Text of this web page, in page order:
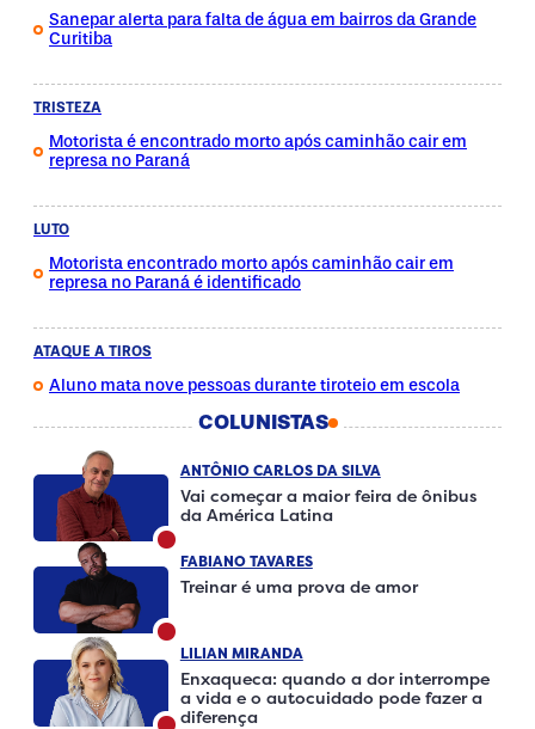
Sanepar alerta para falta de água em bairros da Grande
Curitiba
TRISTEZA
Motorista é encontrado morto após caminhão cair em
represa no Paraná
LUTO
Motorista encontrado morto após caminhão cair em
represa no Paraná é identificado
ATAQUE A TIROS
Aluno mata nove pessoas durante tiroteio em escola
COLUNISTAS
ANTÔNIO CARLOS DA SILVA
Vai começar a maior feira de ônibus
da América Latina
FABIANO TAVARES
Treinar é uma prova de amor
LILIAN MIRANDA
Enxaqueca: quando a dor interrompe
a vida e o autocuidado pode fazer a
diferença